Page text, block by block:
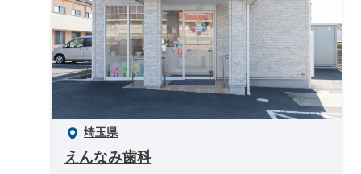
埼玉県
えんなみ歯科